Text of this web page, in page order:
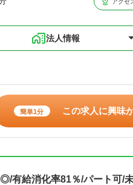
法人情報
簡単1分 この求人に興味
有給消化率81％/パート可/